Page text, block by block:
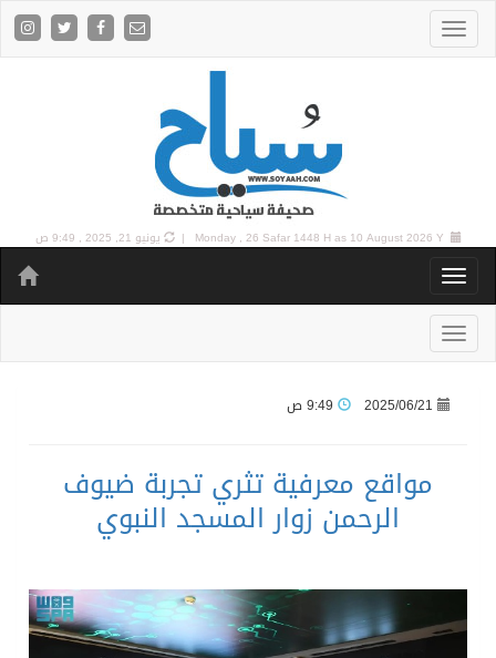
Monday , 26 Safar 1448 H as 10 August 2026 Y | يونيو 21, 2025 , 9:49 ص
2025/06/21
مواقع معرفية تثري تجربة ضيوف
الرحمن زوار المسجد النبوي